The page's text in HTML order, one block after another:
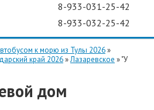
8-933-031-25-42
8-933-032-25-42
КОМПАНИИ
к морю из Тулы 2026»
край 2026»Лазаревское »"У
дом